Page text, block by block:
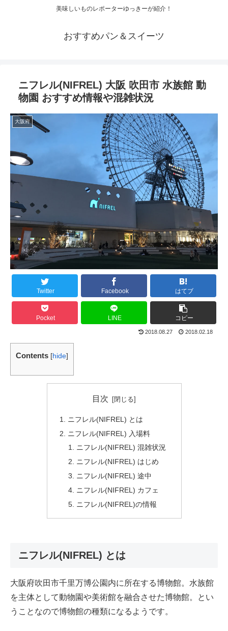
美味しいものレポーターゆっきーが紹介！
おすすめパン＆スイーツ
ニフレル(NIFREL) 大阪 吹田市 水族館 動
物園 おすすめ情報や混雑状況
大阪府
Twitter Facebook はてブ
Pocket LINE コピー
2018.08.27 2018.02.18
Contents [hide]
目次
ニフレル(NIFREL) とは
ニフレル(NIFREL) 入場料
ニフレル(NIFREL) 混雑状況
ニフレル(NIFREL) はじめ
ニフレル(NIFREL) 途中
ニフレル(NIFREL) カフェ
ニフレル(NIFREL)の情報
ニフレル(NIFREL) とは
大阪府吹田市千里万博公園内に所在する博物館。水族館
を主体として動物園や美術館を融合させた博物館。とい
うことなので博物館の種類になるようです。